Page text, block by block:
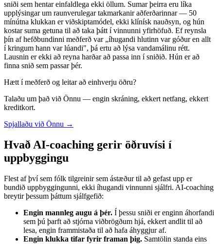
sniði sem hentar einfaldlega ekki öllum. Sumar þeirra eru líka
upplýsingar um raunverulegar takmarkanir aðferðarinnar — 50
mínútna klukkan er viðskiptamódel, ekki klínísk nauðsyn, og hún
kostar suma getuna til að taka þátt í vinnunni yfirhöfuð. Ef reynsla
þín af hefðbundinni meðferð var „íhugandi hlutinn var góður en allt
í kringum hann var lúandi", þá ertu að lýsa vandamálinu rétt.
Lausnin er ekki að reyna harðar að passa inn í sniðið. Hún er að
finna snið sem passar þér.
Hætt í meðferð og leitar að einhverju öðru?
Talaðu um það við Önnu — engin skráning, ekkert netfang, ekkert
kreditkort.
Spjallaðu við Önnu →
Hvað AI-coaching gerir öðruvísi í
uppbyggingu
Flest af því sem fólk tilgreinir sem ástæður til að gefast upp er
bundið uppbyggingunni, ekki íhugandi vinnunni sjálfri. AI-coaching
breytir þessum þáttum sjálfgefið:
Engin mannleg augu á þér. Í þessu sniði er enginn áhorfandi
sem þú þarft að stjórna viðbrögðum hjá, ekkert andlit til að
lesa, engin frammistaða til að hafa áhyggjur af.
Engin klukka tifar fyrir framan þig. Samtölin standa eins